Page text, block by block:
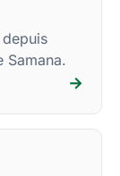
Samana.
→